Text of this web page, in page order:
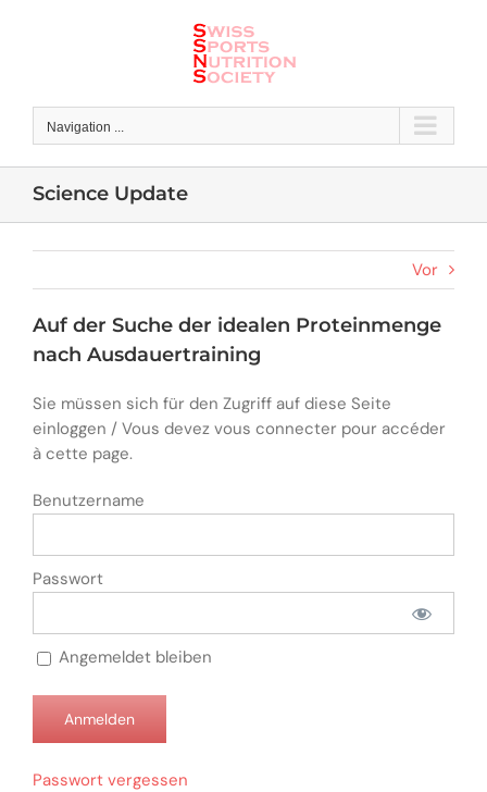
Navigation ...
Science Update
Vor
Auf der Suche der idealen Proteinmenge
nach Ausdauertraining
Sie müssen sich für den Zugriff auf diese Seite
einloggen / Vous devez vous connecter pour accéder
à cette page.
Benutzername
Passwort
Angemeldet bleiben
Passwort vergessen